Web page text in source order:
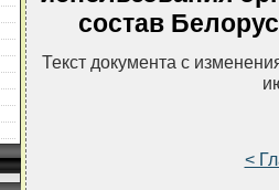
состав
Текст документа с
<